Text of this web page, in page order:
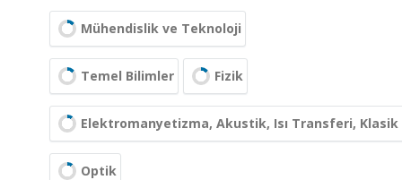
Mühendislik ve Teknoloji
Temel Bilimler Fizik
Elektromanyetizma, Akustik, Isı Transferi,
Optik